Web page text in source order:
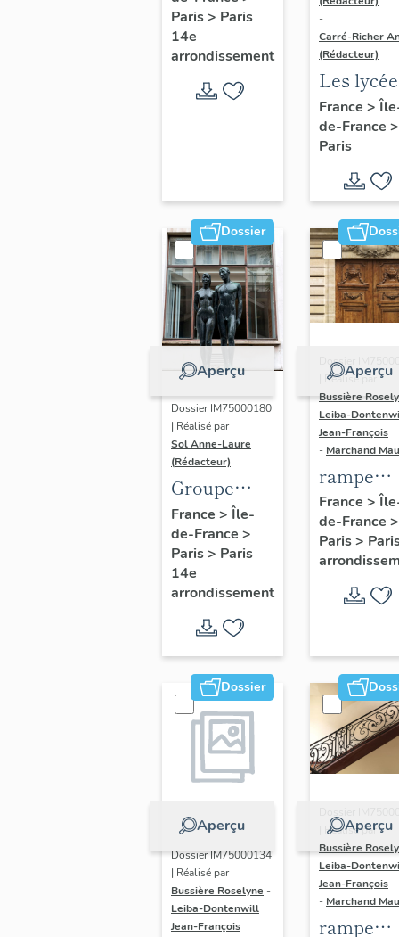
Paris> Paris
14e
arrondissement
-
Carré-Richer
(Rédacteur)
Les
Jean-
Dondel
Roger
Dhuit
France >
de-France >
Paris
Dossier
Aperçu
Dossier IM75000180
| Réalisé par
Sol Anne-Laure
(Rédacteur)
Groupe
sculpté :
Les
Adolescents
France > Île-
de-France >
Paris> Paris
14e
arrondissement
Aperçu
Dossier
| Réalisé par
Bussière
Leiba-
Jean-François
- Marchand
rampe
d'appui,
escalier
l' hôtel
(non
France >
de-France >
Paris>
Dossier
Aperçu
Dossier IM75000134
| Réalisé par
Bussière Roselyne -
Leiba-Dontenwill
Jean-François
Aperçu
| Réalisé par
Bussière
Leiba-
Jean-François
- Marchand
rampe